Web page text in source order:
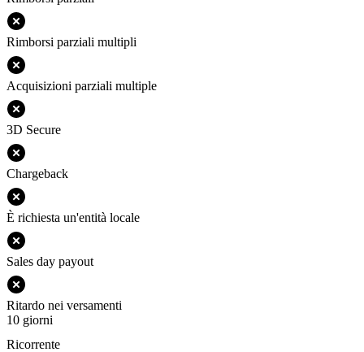
Rimborsi parziali multipli
Acquisizioni parziali multiple
3D Secure
Chargeback
È richiesta un'entità locale
Sales day payout
Ritardo nei versamenti
10 giorni
Ricorrente